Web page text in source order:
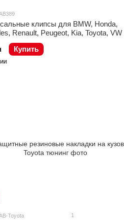
клипсы для BMW, Honda,
Renault, Peugeot, Kia, Toyota, VW
Купить
Toyota 1